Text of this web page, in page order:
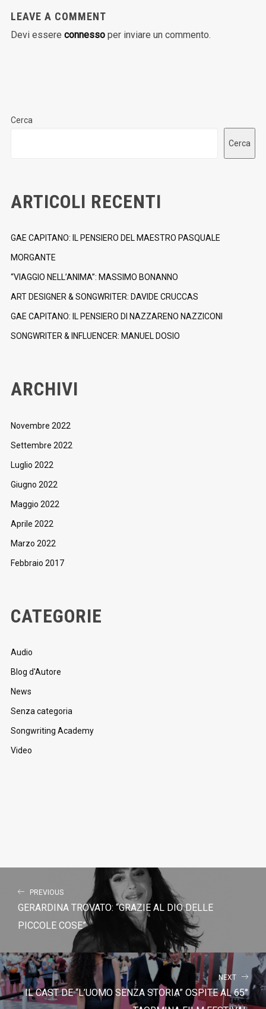
LEAVE A COMMENT
Devi essere connessoper inviare un commento.
Cerca
Cerca
ARTICOLI RECENTI
GAE CAPITANO: IL PENSIERO DEL MAESTRO PASQUALE
MORGANTE
“VIAGGIO NELL’ANIMA”: MASSIMO BONANNO
ART DESIGNER & SONGWRITER: DAVIDE CRUCCAS
GAE CAPITANO: IL PENSIERO DI NAZZARENO NAZZICONI
SONGWRITER & INFLUENCER: MANUEL DOSIO
ARCHIVI
Novembre 2022
Settembre 2022
Luglio 2022
Giugno 2022
Maggio 2022
Aprile 2022
Marzo 2022
Febbraio 2017
CATEGORIE
Audio
Blog d'Autore
News
Senza categoria
Songwriting Academy
Video
PREVIOUS
GERARDINA TROVATO: “GRAZIE AL DIO DELLE
PICCOLE COSE”
NEXT
IL CAST DE “L’UOMO SENZA STORIA” OSPITE AL 65°